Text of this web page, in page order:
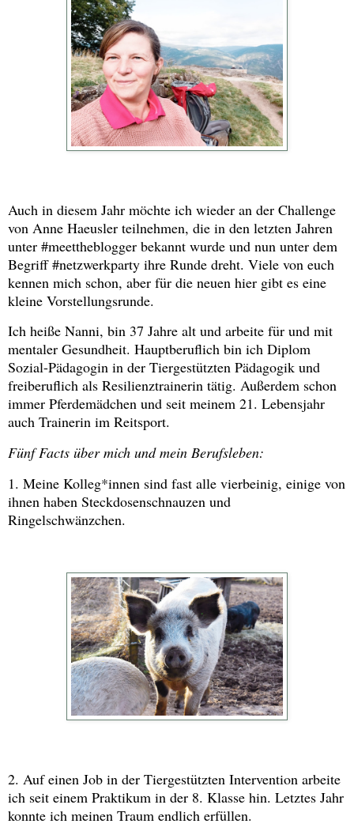
Auch in diesem Jahr möchte ich wieder an der Challenge
von Anne Haeusler teilnehmen, die in den letzten Jahren
unter #meettheblogger bekannt wurde und nun unter dem
Begriff #netzwerkparty ihre Runde dreht. Viele von euch
kennen mich schon, aber für die neuen hier gibt es eine
kleine Vorstellungsrunde.
Ich heiße Nanni, bin 37 Jahre alt und arbeite für und mit
mentaler Gesundheit. Hauptberuflich bin ich Diplom
Sozial-Pädagogin in der Tiergestützten Pädagogik und
freiberuflich als Resilienztrainerin tätig. Außerdem schon
immer Pferdemädchen und seit meinem 21. Lebensjahr
auch Trainerin im Reitsport.
Fünf Facts über mich und mein Berufsleben:
1. Meine Kolleg*innen sind fast alle vierbeinig, einige von
ihnen haben Steckdosenschnauzen und
Ringelschwänzchen.
2. Auf einen Job in der Tiergestützten Intervention arbeite
ich seit einem Praktikum in der 8. Klasse hin. Letztes Jahr
konnte ich meinen Traum endlich erfüllen.